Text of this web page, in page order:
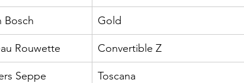
Bosch Gold
Rouwette Convertible Z
Seppe Toscana